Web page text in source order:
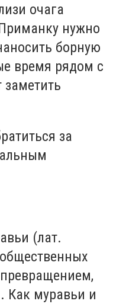
очага
нужно
борную
время рядом с
за
(лат.
Как муравьи и